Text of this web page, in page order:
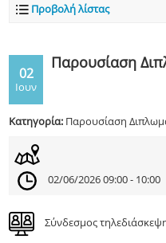
Προβολή λίστας
02
Ιουν
Παρουσίαση
Κατηγορία: Παρουσίαση
02/06/2026 09:00 - 10:00
Σύνδεσμος